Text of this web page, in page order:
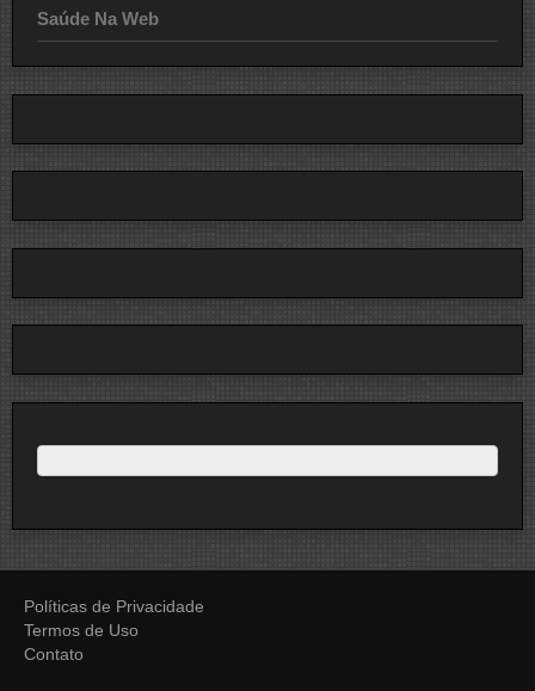
Saúde Na Web
Políticas de Privacidade
Termos de Uso
Contato